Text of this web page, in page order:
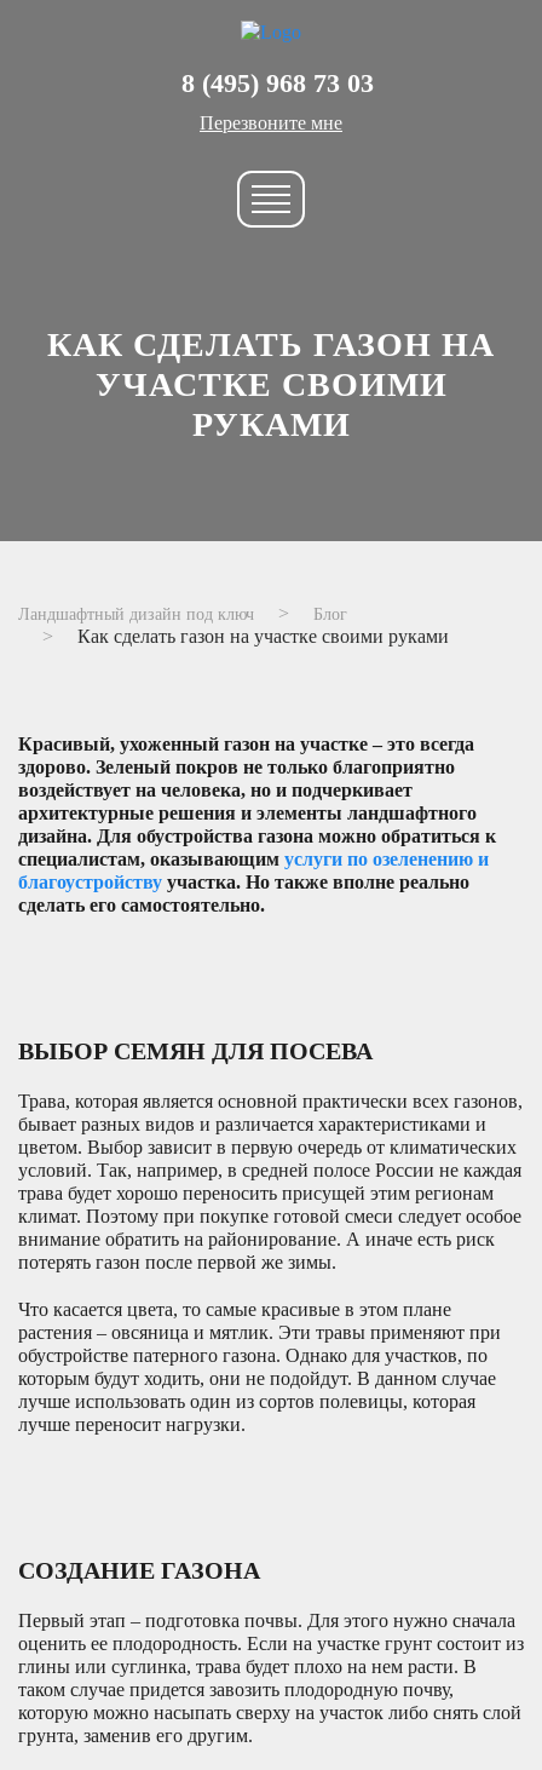
8 (495) 968 73 03
Перезвоните мне
КАК СДЕЛАТЬ ГАЗОН НА
УЧАСТКЕ СВОИМИ
РУКАМИ
Ландшафтный дизайн под ключ Блог
Как сделать газон на участке своими руками
Красивый, ухоженный газон на участке – это всегда
здорово. Зеленый покров не только благоприятно
воздействует на человека, но и подчеркивает
архитектурные решения и элементы ландшафтного
дизайна. Для обустройства газона можно обратиться к
специалистам, оказывающим услуги по озеленению и
благоустройству участка. Но также вполне реально
сделать его самостоятельно.
ВЫБОР СЕМЯН ДЛЯ ПОСЕВА
Трава, которая является основной практически всех газонов,
бывает разных видов и различается характеристиками и
цветом. Выбор зависит в первую очередь от климатических
условий. Так, например, в средней полосе России не каждая
трава будет хорошо переносить присущей этим регионам
климат. Поэтому при покупке готовой смеси следует особое
внимание обратить на районирование. А иначе есть риск
потерять газон после первой же зимы.
Что касается цвета, то самые красивые в этом плане
растения – овсяница и мятлик. Эти травы применяют при
обустройстве патерного газона. Однако для участков, по
которым будут ходить, они не подойдут. В данном случае
лучше использовать один из сортов полевицы, которая
лучше переносит нагрузки.
СОЗДАНИЕ ГАЗОНА
Первый этап – подготовка почвы. Для этого нужно сначала
оценить ее плодородность. Если на участке грунт состоит из
глины или суглинка, трава будет плохо на нем расти. В
таком случае придется завозить плодородную почву,
которую можно насыпать сверху на участок либо снять слой
грунта, заменив его другим.